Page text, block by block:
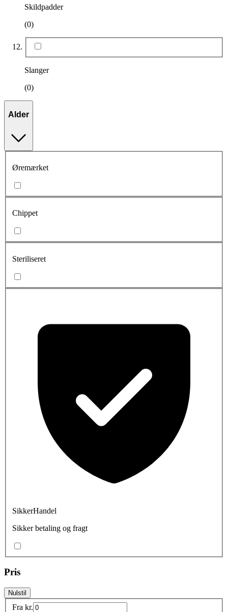
Skildpadder
(0)
Slanger
(0)
Alder
Øremærket
Chippet
Steriliseret
SikkerHandel
Sikker betaling og fragt
Pris
Nulstil
Fra kr.